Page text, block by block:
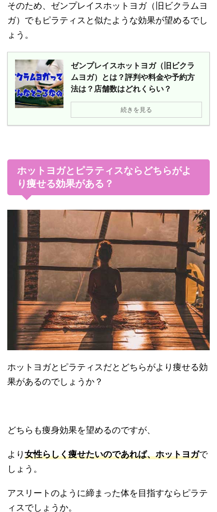
そのため、ゼンプレイスホットヨガ（旧ビクラムヨ
ガ）でもピラティスと似たような効果が望めるでし
ょう。
ゼンプレイスホットヨガ（旧ビクラ
ムヨガ）とは？評判や料金や予約方
法は？店舗数はどれくらい？
続きを見る
ホットヨガとピラティスならどちらがよ
り痩せる効果がある？
ホットヨガとピラティスだとどちらがより痩せる効
果があるのでしょうか？
どちらも痩身効果を望めるのですが、
より女性らしく痩せたいのであれば、ホットヨガで
しょう。
アスリートのように締まった体を目指すならピラテ
ィスでしょうか。